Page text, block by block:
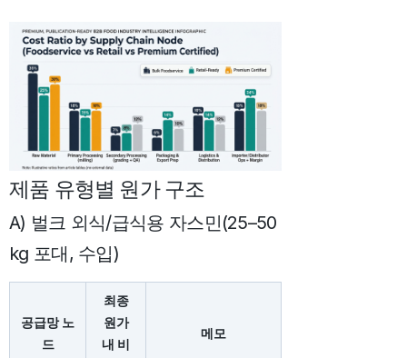
제품 유형별 원가 구조
A) 벌크 외식/급식용 자스민(25–50
kg 포대, 수입)
공급망 노
드
최종
원가
내 비
메모